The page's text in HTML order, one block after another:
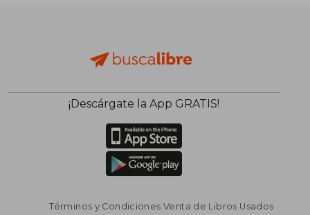
¡Descárgate la App GRATIS!
Términos y Condiciones Venta de Libros Usados